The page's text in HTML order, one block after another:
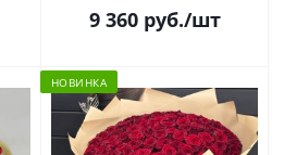
9 360руб./шт
НОВИНКА